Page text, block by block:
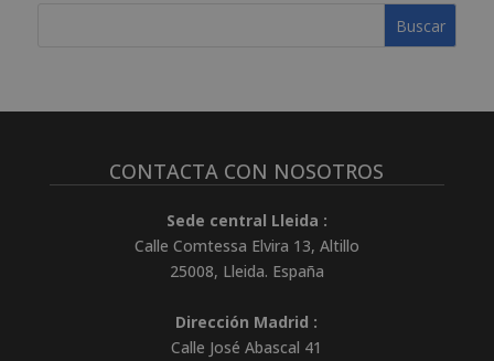
CONTACTA CON NOSOTROS
Sede central Lleida :
Calle Comtessa Elvira 13, Altillo
25008, Lleida. España
Dirección Madrid :
Calle José Abascal 41